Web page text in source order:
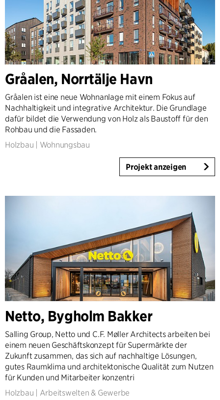
Gråalen, Norrtälje Havn
Gråalen ist eine neue Wohnanlage mit einem Fokus auf
Nachhaltigkeit und integrative Architektur. Die Grundlage
dafür bildet die Verwendung von Holz als Baustoff für den
Rohbau und die Fassaden.
Holzbau
Wohnungsbau
Projekt anzeigen
Netto, Bygholm Bakker
Salling Group, Netto und C.F. Møller Architects arbeiten bei
einem neuen Geschäftskonzept für Supermärkte der
Zukunft zusammen, das sich auf nachhaltige Lösungen,
gutes Raumklima und architektonische Qualität zum Nutzen
für Kunden und Mitarbeiter konzentri
Holzbau
Arbeitswelten & Gewerbe